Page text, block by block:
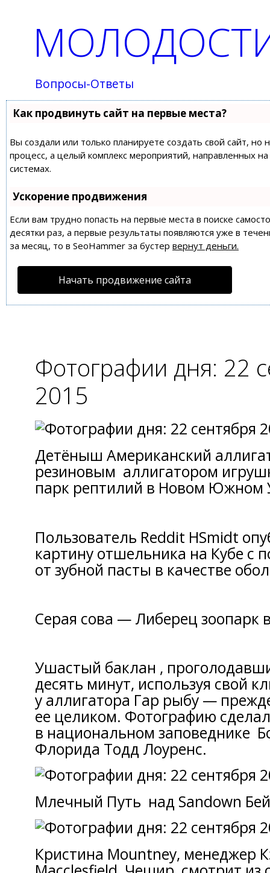
Вопросы-Ответы
Как продвинуть сайт на первые места?
Вы создали или только планируете создать свой сайт,
процесс, а целый комплекс мероприятий, направленных
системах.
Ускорение продвижения
Если вам трудно попасть на первые места в поиске
десятки раз, а первые результаты появляются уже в
за месяц, то в SeoHammer за бустер вернут деньги.
Начать продвижение сайта
Фотографии дня: 22
2015
Детёныш Американский
резиновым аллигатором
парк рептилий в Новом Южном
Пользователь Reddit HSmidt
картину отшельника на Кубе
от зубной пасты в качестве
Серая сова — Либерец зоопарк
Ушастый баклан ,
десять минут, используя свой
у аллигатора Гар рыбу —
ее целиком. Фотографию
в национальном заповеднике
Флорида Тодд Лоуренс.
Млечный Путь над Sandown
Кристина Mountney, менеджер